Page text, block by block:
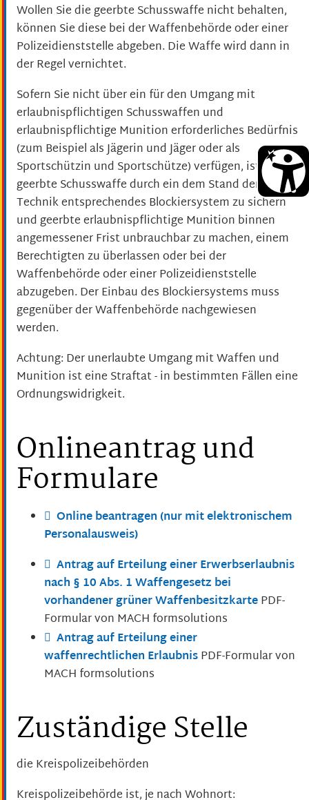
Wollen Sie die geerbte Schusswaffe nicht behalten,
können Sie diese bei der Waffenbehörde oder einer
Polizeidienststelle abgeben. Die Waffe wird dann in
der Regel vernichtet.
Sofern Sie nicht über ein für den Umgang mit
erlaubnispflichtigen Schusswaffen und
erlaubnispflichtige Munition erforderliches Bedürfnis
(zum Beispiel als Jägerin und Jäger oder als
Sportschützin und Sportschütze) verfügen, ist die
geerbte Schusswaffe durch ein dem Stand der
Technik entsprechendes Blockiersystem zu sichern
und geerbte erlaubnispflichtige Munition binnen
angemessener Frist unbrauchbar zu machen, einem
Berechtigten zu überlassen oder bei der
Waffenbehörde oder einer Polizeidienststelle
abzugeben. Der Einbau des Blockiersystems muss
gegenüber der Waffenbehörde nachgewiesen
werden.
Achtung: Der unerlaubte Umgang mit Waffen und
Munition ist eine Straftat - in bestimmten Fällen eine
Ordnungswidrigkeit.
Onlineantrag und
Formulare
Online beantragen (nur mit elektronischem
Personalausweis)
Antrag auf Erteilung einer Erwerbserlaubnis
nach § 10 Abs. 1 Waffengesetz bei
vorhandener grüner WaffenbesitzkartePDF-
Formular von MACH formsolutions
Antrag auf Erteilung einer
waffenrechtlichen ErlaubnisPDF-Formular von
MACH formsolutions
Zuständige Stelle
die Kreispolizeibehörden
Kreispolizeibehörde ist, je nach Wohnort: